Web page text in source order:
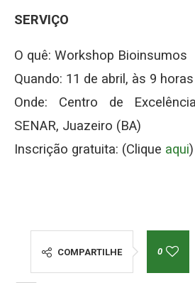
SERVIÇO
O quê: Workshop Bioinsumos
Quando: 11 de abril, às 9 horas
Onde: Centro de
SENAR, Juazeiro (BA)
Inscrição gratuita: (Clique aqui)
COMPARTILHE 0